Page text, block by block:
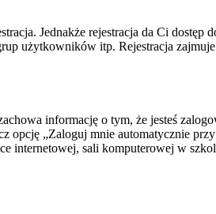
Jednakże rejestracja da Ci
użytkowników itp. Rejestracja
informację o tym, że jesteś
„Zaloguj mnie automatycznie
internetowej, sali komputerowej w